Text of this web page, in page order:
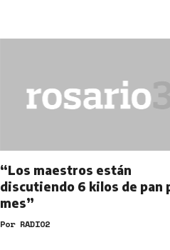
“Los maestros están
discutiendo 6 kilos de pan
mes”
Por RADIO2